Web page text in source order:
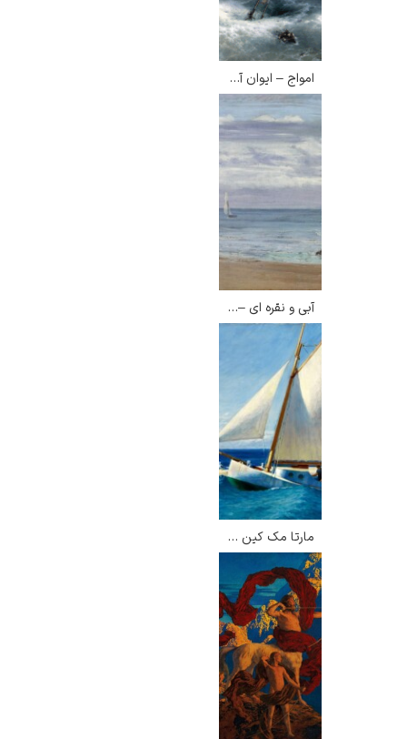
امواج – ایوان آیوازوفسکی
آبی و نقره ای – جیمز مک نیل ویسلر
مارتا مک کین – ادوارد هاپر